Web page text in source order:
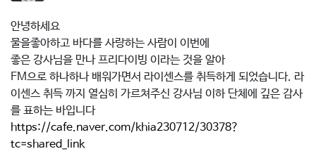
안녕하세요
물을좋아하고 바다를 사랑하는 사람이 이번에
좋은 강사님을 만나 프리다이빙 이라는 것을 알아
FM으로 하나하나 배워가면서 라이센스를 취득하게 되었습니다. 라
이센스 취득 까지 열심히 가르쳐주신 강사님 이하 단체에 깊은 감사
를 표하는 바입니다
https://cafe.naver.com/khia230712/30378?
tc=shared_link